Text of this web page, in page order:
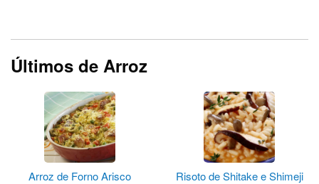
Últimos de Arroz
Arroz de Forno Arisco Risoto de Shitake e Shimeji